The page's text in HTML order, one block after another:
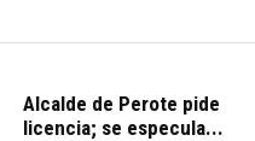
Alcalde de Perote pide
licencia; se especula...